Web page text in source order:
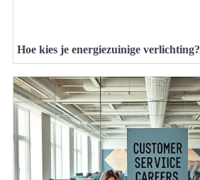
Hoe kies je energiezuinige verlichting?